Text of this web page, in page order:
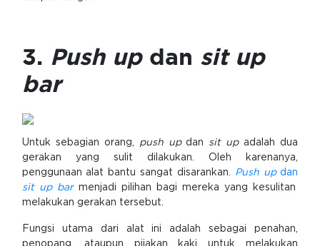
3. Push up dan sit up
bar
Untuk sebagian orang, push up dan sit upadalah dua
gerakan yang sulit dilakukan. Oleh karenanya,
penggunaan alat bantu sangat disarankan. Push up dan
sit up barmenjadi pilihan bagi mereka yang kesulitan
melakukan gerakan tersebut.
Fungsi utama dari alat ini adalah sebagai penahan,